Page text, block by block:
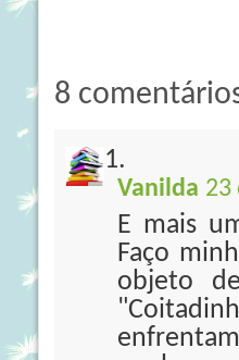
8
Vanilda 23
E mais
Faço
objeto